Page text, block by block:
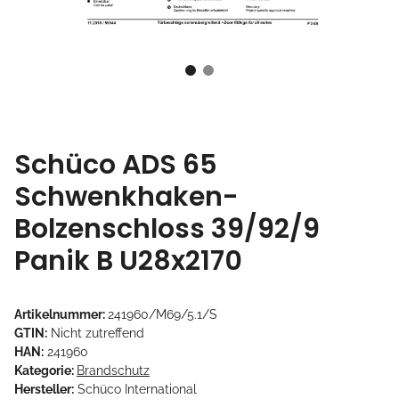
Schüco ADS 65
Schwenkhaken-
Bolzenschloss 39/92/9
Panik B U28x2170
Artikelnummer:241960/M69/5.1/S
GTIN: Nicht zutreffend
HAN: 241960
Kategorie: Brandschutz
Hersteller: Schüco International